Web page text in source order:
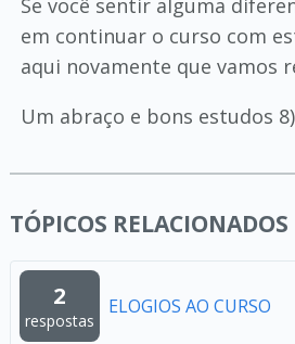
Se você sentir alguma
em continuar o curso com
aqui novamente que vamos
Um abraço e bons estudos 8)
TÓPICOS RELACIONADOS
2
respostas
ELOGIOS AO CURSO